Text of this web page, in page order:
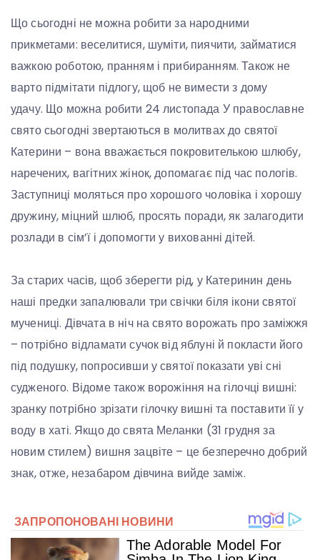
Що сьогодні не можна робити за народними
прикметами: веселитися, шуміти, пиячити, займатися
важкою роботою, пранням і прибиранням. Також не
варто підмітати підлогу, щоб не вимести з дому
удачу. Що можна робити 24 листопада У православне
свято сьогодні звертаються в молитвах до святої
Катерини – вона вважається покровителькою шлюбу,
наречених, вагітних жінок, допомагає під час пологів.
Заступниці моляться про хорошого чоловіка і хорошу
дружину, міцний шлюб, просять поради, як залагодити
розлади в сім’ї і допомогти у вихованні дітей.
За старих часів, щоб зберегти рід, у Катеринин день
наші предки запалювали три свічки біля ікони святої
мучениці. Дівчата в ніч на свято ворожать про заміжжя
– потрібно відламати сучок від яблуні й покласти його
під подушку, попросивши у святої показати уві сні
судженого. Відоме також ворожіння на гілочці вишні:
зранку потрібно зрізати гілочку вишні та поставити її у
воду в хаті. Якщо до свята Меланки (31 грудня за
новим стилем) вишня зацвіте – це безперечно добрий
знак, отже, незабаром дівчина вийде заміж.